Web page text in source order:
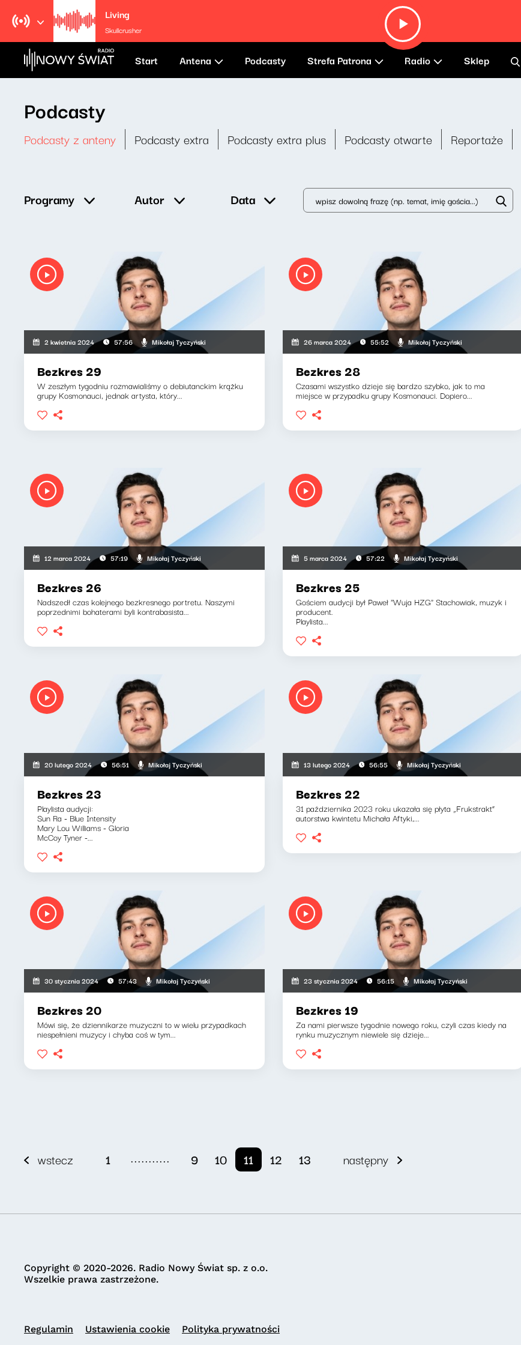
Living
Skullcrusher
Start Antena Podcasty Strefa Patrona Radio Sklep
Podcasty
Podcasty z anteny Podcasty extra Podcasty extra plus Podcasty otwarte Reportaże
Programy Autor Data
2 kwietnia 2024 57:56 Mikołaj Tyczyński
Bezkres 29
W zeszłym tygodniu rozmawialiśmy o debiutanckim krążku
grupy Kosmonauci, jednak artysta, który...
26 marca 2024 55:52 Mikołaj Tyczyński
Bezkres 28
Czasami wszystko dzieje się bardzo szybko, jak to ma
miejsce w przypadku grupy Kosmonauci. Dopiero...
12 marca 2024 57:19 Mikołaj Tyczyński
Bezkres 26
Nadszedł czas kolejnego bezkresnego portretu. Naszymi
poprzednimi bohaterami byli kontrabasista...
5 marca 2024 57:22 Mikołaj Tyczyński
Bezkres 25
Gościem audycji był Paweł "Wuja HZG" Stachowiak, muzyk i
producent.
Playlista...
20 lutego 2024 56:51 Mikołaj Tyczyński
Bezkres 23
Playlista audycji:
Sun Ra - Blue Intensity
Mary Lou Williams - Gloria
McCoy Tyner -...
13 lutego 2024 56:55 Mikołaj Tyczyński
Bezkres 22
31 października 2023 roku ukazała się płyta „Frukstrakt”
autorstwa kwintetu Michała Aftyki,...
30 stycznia 2024 57:43 Mikołaj Tyczyński
Bezkres 20
Mówi się, że dziennikarze muzyczni to w wielu przypadkach
niespełnieni muzycy i chyba coś w tym...
23 stycznia 2024 56:15 Mikołaj Tyczyński
Bezkres 19
Za nami pierwsze tygodnie nowego roku, czyli czas kiedy na
rynku muzycznym niewiele się dzieje...
wstecz 1 ........... 9 10 11 12 13 następny
Copyright © 2020-2026. Radio Nowy Świat sp. z o.o.
Wszelkie prawa zastrzeżone.
Regulamin Ustawienia cookie Polityka prywatności